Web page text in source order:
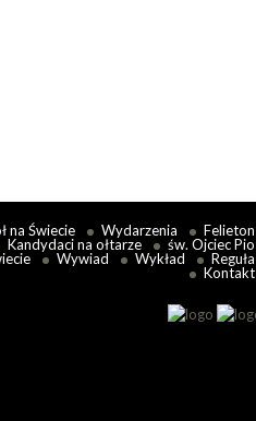
na Świecie Wydarzenia
Felieton
Kandydaci na ołtarze
św. Ojciec Pio
Wywiad Wykład
Reguła
Kontakt